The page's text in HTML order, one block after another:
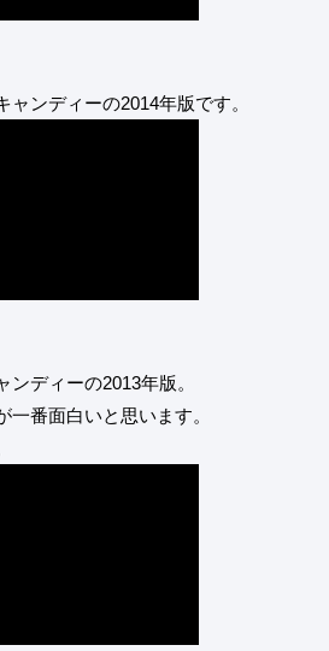
ンディーの2014年版です。
ディーの2013年版。
番面白いと思います。